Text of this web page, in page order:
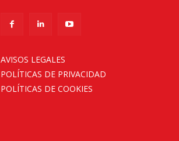
AVISOS LEGALES
POLÍTICAS DE PRIVACIDAD
POLÍTICAS DE COOKIES